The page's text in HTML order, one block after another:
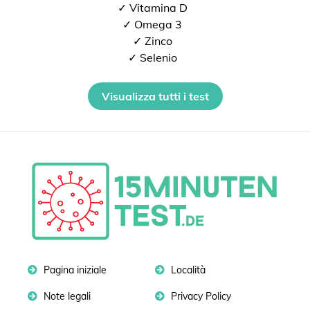
✓ Vitamina D
✓ Omega 3
✓ Zinco
✓ Selenio
Visualizza tutti i test
Pagina iniziale Località
Note legali Privacy Policy